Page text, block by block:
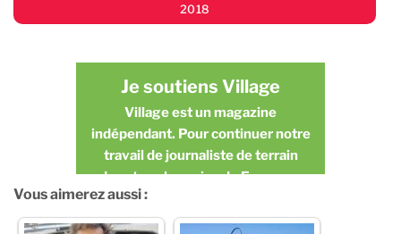
2018
Je soutiens Village
Village est un magazine
indépendant. Pour continuer notre
travail de journaliste de terrain
dans tous les coins de France en
toute indépendance, nous avons
besoin de vous.
Vous aimerez aussi :